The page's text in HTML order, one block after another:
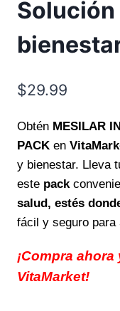
$29.99
Obtén MESILAR
PACK en
y bienestar. Lleva
este pack
salud, estés
fácil y seguro para
¡Compra
VitaMarket!